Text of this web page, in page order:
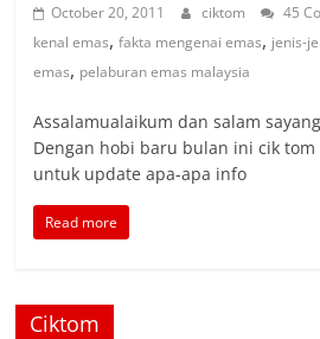
October 20, 2011 ciktom 45
kenal emas,fakta mengenai emas, jenis-
emas, pelaburan emas malaysia
Assalamualaikum dan salam
Dengan hobi baru bulan ini cik
untuk update apa-apa info
Read more
Ciktom